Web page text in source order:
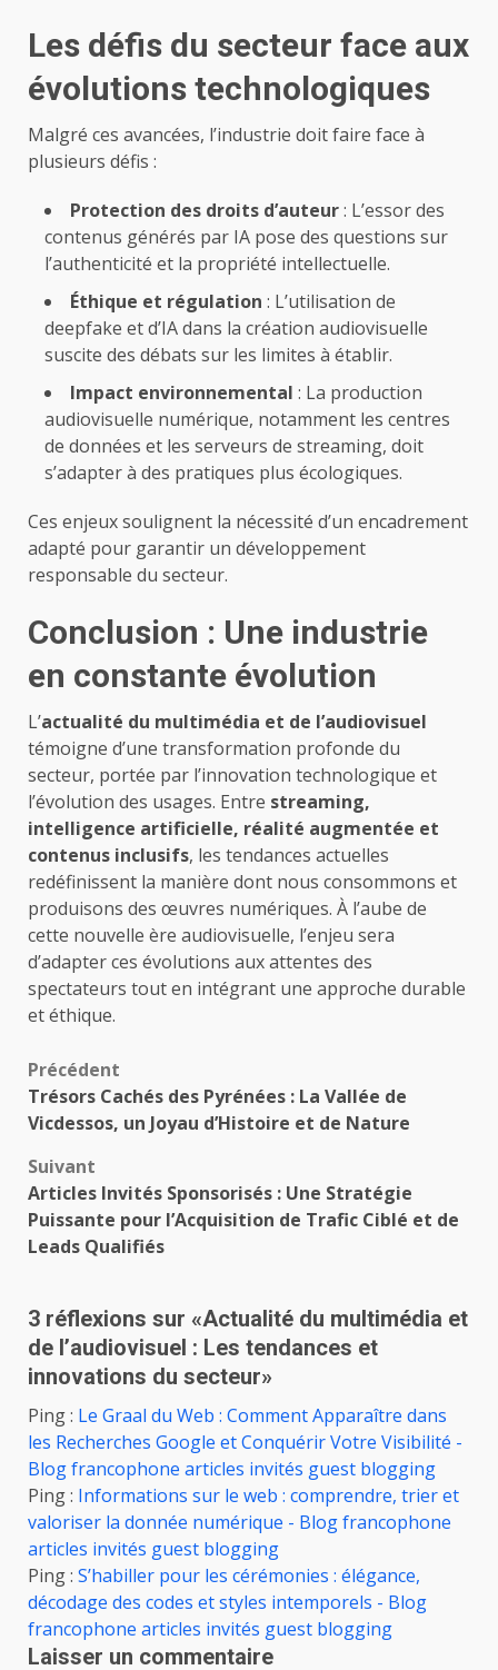
Les défis du secteur face aux
évolutions technologiques
Malgré ces avancées, l’industrie doit faire face à
plusieurs défis :
Protection des droits d’auteur: L’essor des
contenus générés par IA pose des questions sur
l’authenticité et la propriété intellectuelle.
Éthique et régulation : L’utilisation de
deepfake et d’IA dans la création audiovisuelle
suscite des débats sur les limites à établir.
Impact environnemental : La production
audiovisuelle numérique, notamment les centres
de données et les serveurs de streaming, doit
s’adapter à des pratiques plus écologiques.
Ces enjeux soulignent la nécessité d’un encadrement
adapté pour garantir un développement
responsable du secteur.
Conclusion : Une industrie
en constante évolution
L’actualité du multimédia et de l’audiovisuel
témoigne d’une transformation profonde du
secteur, portée par l’innovation technologique et
l’évolution des usages. Entre streaming,
intelligence artificielle, réalité augmentée et
contenus inclusifs, les tendances actuelles
redéfinissent la manière dont nous consommons et
produisons des œuvres numériques. À l’aube de
cette nouvelle ère audiovisuelle, l’enjeu sera
d’adapter ces évolutions aux attentes des
spectateurs tout en intégrant une approche durable
et éthique.
Navigation
d’article
Précédent
Trésors Cachés des Pyrénées : La Vallée de
Vicdessos, un Joyau d’Histoire et de Nature
Suivant
Articles Invités Sponsorisés : Une Stratégie
Puissante pour l’Acquisition de Trafic Ciblé et de
Leads Qualifiés
3 réflexions sur «Actualité du multimédia et
de l’audiovisuel : Les tendances et
innovations du secteur»
Ping : Le Graal du Web : Comment Apparaître dans
les Recherches Google et Conquérir Votre Visibilité -
Blog francophone articles invités guest blogging
Ping : Informations sur le web : comprendre, trier et
valoriser la donnée numérique - Blog francophone
articles invités guest blogging
Ping : S’habiller pour les cérémonies : élégance,
décodage des codes et styles intemporels - Blog
francophone articles invités guest blogging
Laisser un commentaire